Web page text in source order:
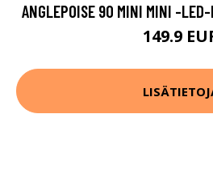
ANGLEPOISE 90 MINI MINI -LED-
149.9